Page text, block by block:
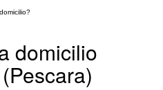
domicilio